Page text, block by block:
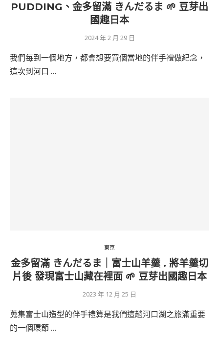
PUDDING、金多留滿 きんだるま 🌱 豆芽出
國趣日本
2024 年 2 月 29 日
我們每到一個地方，都會想要買個當地的伴手禮做紀念，
這次到河口 …
東京
金多留滿 きんだるま｜富士山羊羹 . 將羊羹切
片後 發現富士山藏在裡面 🌱 豆芽出國趣日本
2023 年 12 月 25 日
蒐集富士山造型的伴手禮算是我們這趟河口湖之旅滿重要
的一個環節 …